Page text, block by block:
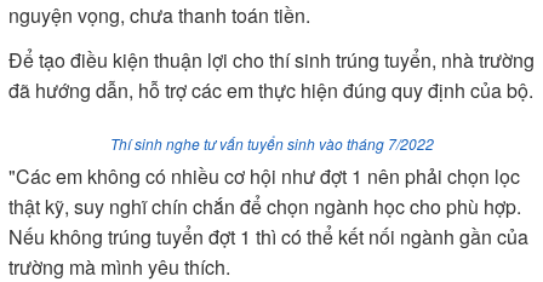
nguyện vọng, chưa thanh toán tiền.
Để tạo điều kiện thuận lợi cho thí sinh trúng tuyển, nhà trường
đã hướng dẫn, hỗ trợ các em thực hiện đúng quy định của bộ.
Thí sinh nghe tư vấn tuyển sinh vào tháng 7/2022
"Các em không có nhiều cơ hội như đợt 1 nên phải chọn lọc
thật kỹ, suy nghĩ chín chắn để chọn ngành học cho phù hợp.
Nếu không trúng tuyển đợt 1 thì có thể kết nối ngành gần của
trường mà mình yêu thích.